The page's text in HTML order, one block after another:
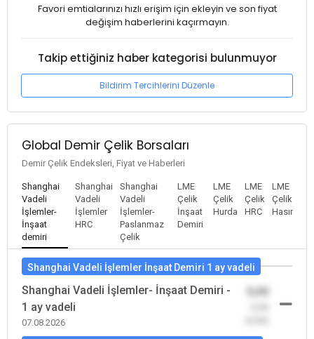
Favori emtialarınızı hızlı erişim için ekleyin ve son fiyat
değişim haberlerini kaçırmayın.
Takip ettiğiniz haber kategorisi bulunmuyor
Bildirim Tercihlerini Düzenle
Global Demir Çelik Borsaları
Demir Çelik Endeksleri, Fiyat ve Haberleri
Shanghai
Vadeli
İşlemler-
İnşaat
demiri
Shanghai
Vadeli
İşlemler
HRC
Shanghai
Vadeli
İşlemler-
Paslanmaz
Çelik
LME
Çelik
İnşaat
Demiri
LME
Çelik
Hurda
LME
Çelik
HRC
LME
Çelik
Hasır
Shanghai Vadeli İşlemler İnşaat Demiri 1 ay vadeli
Shanghai Vadeli İşlemler- İnşaat Demiri -
1 ay vadeli
07.08.2026
0,00